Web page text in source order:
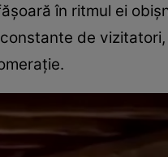
în ritmul ei
de vizitatori,